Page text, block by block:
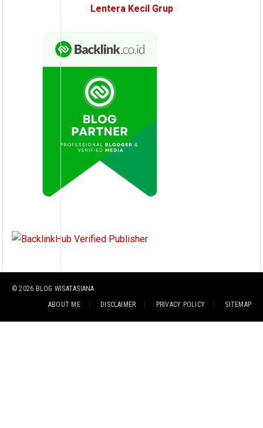
Lentera Kecil Grup
© 2026 BLOG WISATASIANA
ABOUT ME
DISCLAIMER PRIVACY POLICY SITEMAP